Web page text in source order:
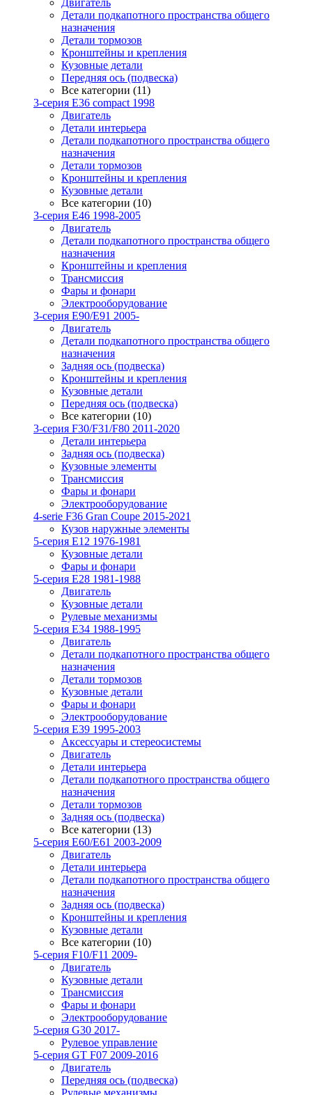
Двигатель
Детали подкапотного пространства общего
назначения
Детали тормозов
Кронштейны и крепления
Кузовные детали
Передняя ось (подвеска)
Все категории (11)
3-серия E36 compact 1998
Двигатель
Детали интерьера
Детали подкапотного пространства общего
назначения
Детали тормозов
Кронштейны и крепления
Кузовные детали
Все категории (10)
3-серия E46 1998-2005
Двигатель
Детали подкапотного пространства общего
назначения
Кронштейны и крепления
Трансмиссия
Фары и фонари
Электрооборудование
3-серия E90/E91 2005-
Двигатель
Детали подкапотного пространства общего
назначения
Задняя ось (подвеска)
Кронштейны и крепления
Кузовные детали
Передняя ось (подвеска)
Все категории (10)
3-серия F30/F31/F80 2011-2020
Детали интерьера
Задняя ось (подвеска)
Кузовные элементы
Трансмиссия
Фары и фонари
Электрооборудование
4-serie F36 Gran Coupe 2015-2021
Кузов наружные элементы
5-серия E12 1976-1981
Кузовные детали
Фары и фонари
5-серия E28 1981-1988
Двигатель
Кузовные детали
Рулевые механизмы
5-серия E34 1988-1995
Двигатель
Детали подкапотного пространства общего
назначения
Детали тормозов
Кузовные детали
Фары и фонари
Электрооборудование
5-серия E39 1995-2003
Аксессуары и стереосистемы
Двигатель
Детали интерьера
Детали подкапотного пространства общего
назначения
Детали тормозов
Задняя ось (подвеска)
Все категории (13)
5-серия E60/E61 2003-2009
Двигатель
Детали интерьера
Детали подкапотного пространства общего
назначения
Задняя ось (подвеска)
Кронштейны и крепления
Кузовные детали
Все категории (10)
5-серия F10/F11 2009-
Двигатель
Кузовные детали
Трансмиссия
Фары и фонари
Электрооборудование
5-серия G30 2017-
Рулевое управление
5-серия GT F07 2009-2016
Двигатель
Передняя ось (подвеска)
Рулевые механизмы